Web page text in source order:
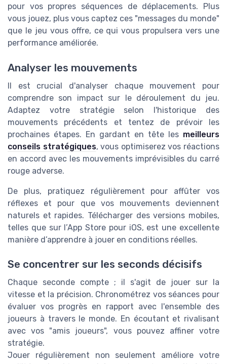
pour vos propres séquences de déplacements. Plus
vous jouez, plus vous captez ces "messages du monde"
que le jeu vous offre, ce qui vous propulsera vers une
performance améliorée.
Analyser les mouvements
Il est crucial d'analyser chaque mouvement pour
comprendre son impact sur le déroulement du jeu.
Adaptez votre stratégie selon l'historique des
mouvements précédents et tentez de prévoir les
prochaines étapes. En gardant en tête les meilleurs
conseils stratégiques, vous optimiserez vos réactions
en accord avec les mouvements imprévisibles du carré
rouge adverse.
De plus, pratiquez régulièrement pour affûter vos
réflexes et pour que vos mouvements deviennent
naturels et rapides. Télécharger des versions mobiles,
telles que sur l’App Store pour iOS, est une excellente
manière d’apprendre à jouer en conditions réelles.
Se concentrer sur les seconds décisifs
Chaque seconde compte ; il s'agit de jouer sur la
vitesse et la précision. Chronométrez vos séances pour
évaluer vos progrès en rapport avec l'ensemble des
joueurs à travers le monde. En écoutant et rivalisant
avec vos "amis joueurs", vous pouvez affiner votre
stratégie.
Jouer régulièrement non seulement améliore votre